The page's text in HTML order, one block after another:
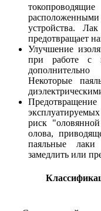
расположенными
устройства.
предотвращает
Улучшение
при работе с
Некоторые
риск
олова,
паяльные
замедлить или